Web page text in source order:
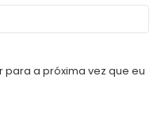
a próxima vez que eu